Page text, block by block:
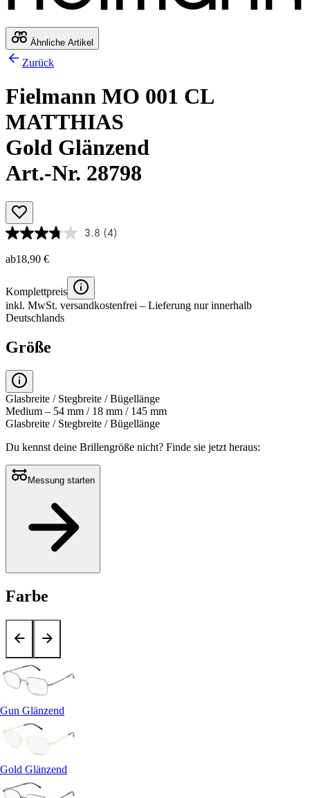
Ähnliche Artikel
Zurück
Fielmann MO 001 CL
MATTHIAS
Gold Glänzend
Art.-Nr. 28798
3.8 (4)
ab18,90 €
Komplettpreis
inkl. MwSt. versandkostenfrei – Lieferung nur innerhalb
Deutschlands
Größe
Glasbreite / Stegbreite / Bügellänge
Medium – 54 mm / 18 mm / 145 mm
Glasbreite / Stegbreite / Bügellänge
Du kennst deine Brillengröße nicht? Finde sie jetzt heraus:
Messung starten
Farbe
Gun Glänzend
Gold Glänzend